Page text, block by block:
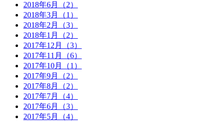
2018年6月（2）
2018年3月（1）
2018年2月（3）
2018年1月（2）
2017年12月（3）
2017年11月（6）
2017年10月（1）
2017年9月（2）
2017年8月（2）
2017年7月（4）
2017年6月（3）
2017年5月（4）